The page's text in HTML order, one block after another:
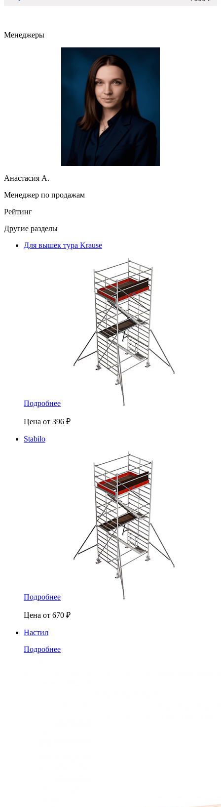
Менеджеры
Анастасия А.
Менеджер по продажам
Рейтинг
Другие разделы
Для вышек тура Krause
Подробнее
Цена от 396 ₽
Stabilo
Подробнее
Цена от 670 ₽
Настил
Подробнее